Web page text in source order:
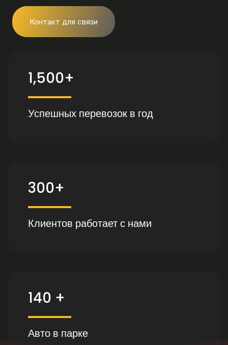
Контакт для связи
1,500+
Успешных перевозок в год
300+
Клиентов работает с нами
140 +
Авто в парке